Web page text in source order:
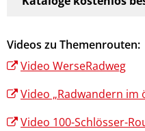
Videos zu Themenrouten:
Video WerseRadweg
Video „Radwandern
Video 100-Schlösser-